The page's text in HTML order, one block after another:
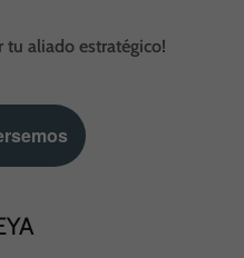
tu aliado estratégico!